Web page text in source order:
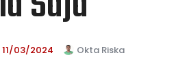
11/03/2024 Okta Riska